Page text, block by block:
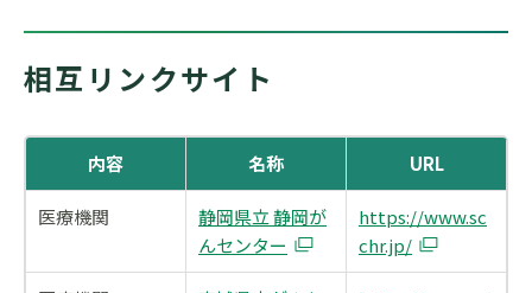
相互リンクサイト
内容 名称 URL
医療機関
静岡県立 静岡が
んセンター
https://www.sc
chr.jp/